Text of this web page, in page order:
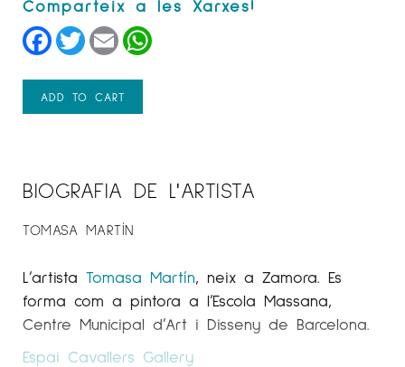
Facebook
TwitterEmail
ADD TO CART
BIOGRAFIA DE L'ARTISTA
TOMASA MARTÍN
L’artista Tomasa Martín, neix a Zamora. Es
forma com a pintora a l’Escola Massana,
Centre Municipal d’Art i Disseny de Barcelona.
Espai Cavallers Gallery